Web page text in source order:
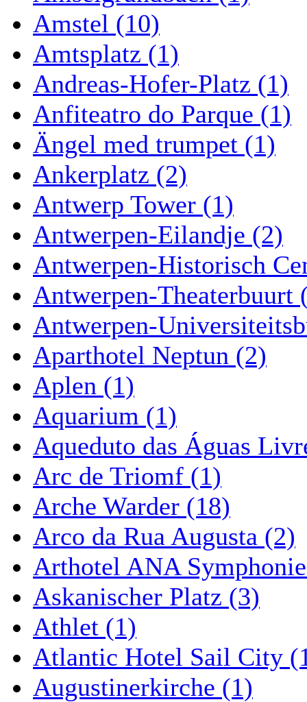
Amstel (10)
Amtsplatz (1)
Andreas-Hofer-Platz (1)
Anfiteatro do Parque (1)
Ängel med trumpet (1)
Ankerplatz (2)
Antwerp Tower (1)
Antwerpen-Eilandje (2)
Antwerpen-Historisch
Antwerpen-Theaterbuurt
Antwerpen-
Aparthotel Neptun (2)
Aplen (1)
Aquarium (1)
Aqueduto das Águas
Arc de Triomf (1)
Arche Warder (18)
Arco da Rua Augusta (2)
Arthotel ANA
Askanischer Platz (3)
Athlet (1)
Atlantic Hotel Sail City
Augustinerkirche (1)